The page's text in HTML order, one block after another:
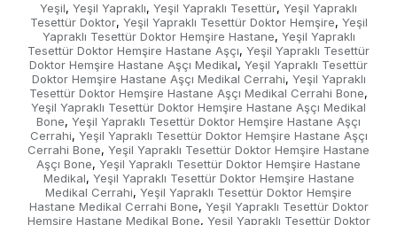
Yeşil, Yeşil Yapraklı, Yeşil Yapraklı Tesettür, Yeşil Yapraklı
Tesettür Doktor, Yeşil Yapraklı Tesettür Doktor Hemşire, Yeşil
Yapraklı Tesettür Doktor Hemşire Hastane, Yeşil Yapraklı
Tesettür Doktor Hemşire Hastane Aşçı, Yeşil Yapraklı Tesettür
Doktor Hemşire Hastane Aşçı Medikal, Yeşil Yapraklı Tesettür
Doktor Hemşire Hastane Aşçı Medikal Cerrahi, Yeşil Yapraklı
Tesettür Doktor Hemşire Hastane Aşçı Medikal Cerrahi Bone,
Yeşil Yapraklı Tesettür Doktor Hemşire Hastane Aşçı Medikal
Bone, Yeşil Yapraklı Tesettür Doktor Hemşire Hastane Aşçı
Cerrahi, Yeşil Yapraklı Tesettür Doktor Hemşire Hastane Aşçı
Cerrahi Bone, Yeşil Yapraklı Tesettür Doktor Hemşire Hastane
Aşçı Bone, Yeşil Yapraklı Tesettür Doktor Hemşire Hastane
Medikal, Yeşil Yapraklı Tesettür Doktor Hemşire Hastane
Medikal Cerrahi, Yeşil Yapraklı Tesettür Doktor Hemşire
Hastane Medikal Cerrahi Bone, Yeşil Yapraklı Tesettür Doktor
Hemşire Hastane Medikal Bone, Yeşil Yapraklı Tesettür Doktor